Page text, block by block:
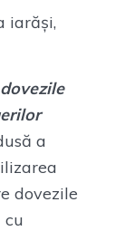
iarăși,
a
dovezile
cu